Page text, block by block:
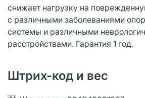
снижает нагрузку на
с различными заболеваниями
системы и различными
расстройствами. Гарантия 1 год.
Штрих-код и вес